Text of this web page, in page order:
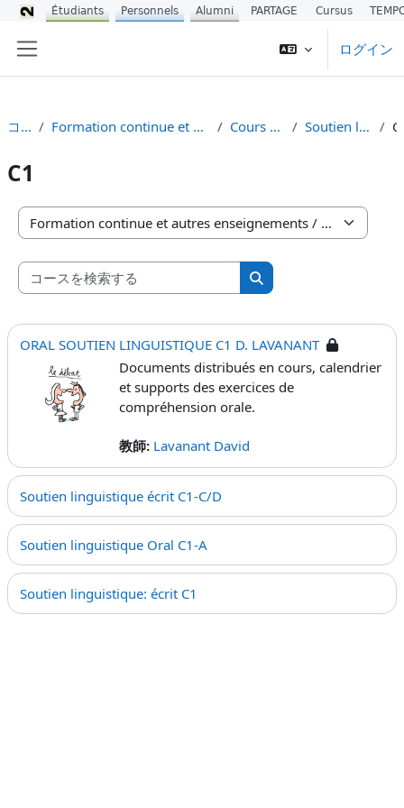
ログイン
コース Formation continue et autres enseignements Cours du CIREFE Soutien linguistique
C1
コースカテゴリ
コースを検索する
コースを検索する
ORAL SOUTIEN LINGUISTIQUE C1 D. LAVANANT
Documents distribués en cours, calendrier
et supports des exercices de
compréhension orale.
教師: Lavanant David
Soutien linguistique écrit C1-C/D
Soutien linguistique Oral C1-A
Soutien linguistique: écrit C1
Étudiants Personnels Alumni PARTAGE Cursus